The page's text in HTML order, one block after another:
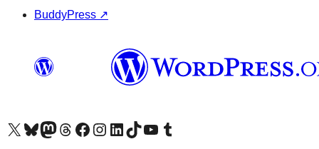
BuddyPress ↗
Visit our X (formerly Twitter) account
Visit our Bluesky account
Биздин Mastodon түрмөгүбүзгө баш багыңыз
Visit our Threads account
Биздин Facebook баракчабызга кириңиз
Биздин Instagram баракчабызга баш багыңыз
Биздин LinkedIn баракчабызга баш багыңыз
Visit our TikTok account
Visit our YouTube channel
Visit our Tumblr account